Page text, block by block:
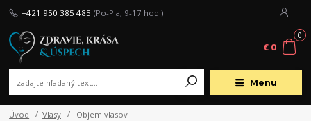
Menu
+421 950 385 485 (Po-Pia, 9-17 hod.)
0
€ 0
Úvod Vlasy Objem vlasov